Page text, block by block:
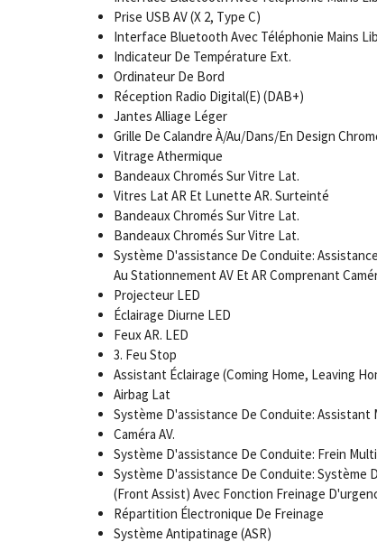
Prise USB AV (X 2, Type C)
Interface Bluetooth Avec Téléphonie Mains
Indicateur De Température Ext.
Ordinateur De Bord
Réception Radio Digital(E) (DAB+)
Jantes Alliage Léger
Grille De Calandre À/Au/Dans/En Design
Vitrage Athermique
Bandeaux Chromés Sur Vitre Lat.
Vitres Lat AR Et Lunette AR. Surteinté
Bandeaux Chromés Sur Vitre Lat.
Bandeaux Chromés Sur Vitre Lat.
Système D'assistance De Conduite:
Au Stationnement AV Et AR Comprenant
Projecteur LED
Éclairage Diurne LED
Feux AR. LED
3. Feu Stop
Assistant Éclairage (Coming Home, Leaving
Airbag Lat
Système D'assistance De Conduite: Assistant
Caméra AV.
Système D'assistance De Conduite: Frein
Système D'assistance De Conduite: Système
(Front Assist) Avec Fonction Freinage
Répartition Électronique De Freinage
Système Antipatinage (ASR)